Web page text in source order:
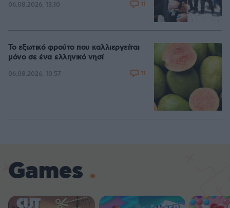
06.08.2026, 13:10 11
Το εξωτικό φρούτο που καλλιεργείται
μόνο σε ένα ελληνικό νησί
06.08.2026, 10:57 11
Games